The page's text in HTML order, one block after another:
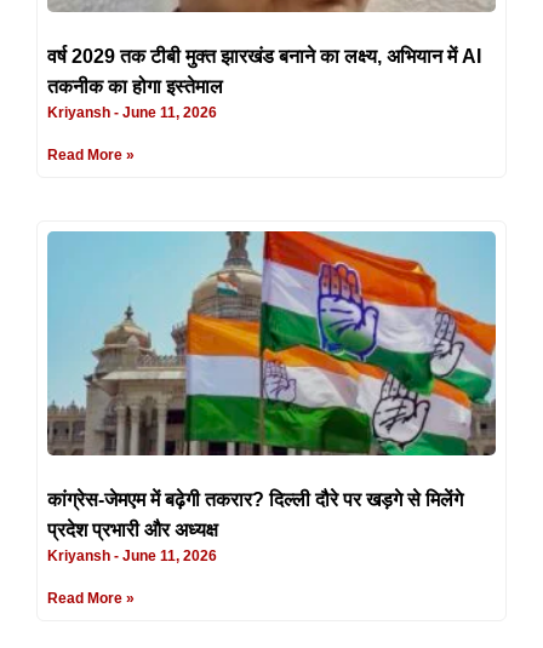
वर्ष 2029 तक टीबी मुक्त झारखंड बनाने का लक्ष्य, अभियान में AI
तकनीक का होगा इस्तेमाल
Kriyansh June 11, 2026
Read More »
कांग्रेस-जेमएम में बढ़ेगी तकरार? दिल्ली दौरे पर खड़गे से मिलेंगे
प्रदेश प्रभारी और अध्यक्ष
Kriyansh June 11, 2026
Read More »